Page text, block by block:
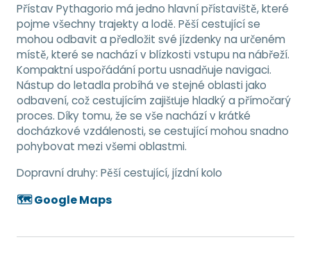
Přístav Pythagorio má jedno hlavní přístaviště, které
pojme všechny trajekty a lodě. Pěší cestující se
mohou odbavit a předložit své jízdenky na určeném
místě, které se nachází v blízkosti vstupu na nábřeží.
Kompaktní uspořádání portu usnadňuje navigaci.
Nástup do letadla probíhá ve stejné oblasti jako
odbavení, což cestujícím zajišťuje hladký a přímočarý
proces. Díky tomu, že se vše nachází v krátké
docházkové vzdálenosti, se cestující mohou snadno
pohybovat mezi všemi oblastmi.
Dopravní druhy: Pěší cestující, jízdní kolo
🗺️ Google Maps